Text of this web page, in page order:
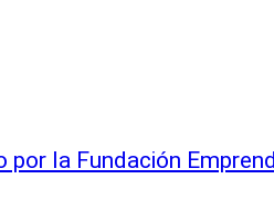
por la Fundación